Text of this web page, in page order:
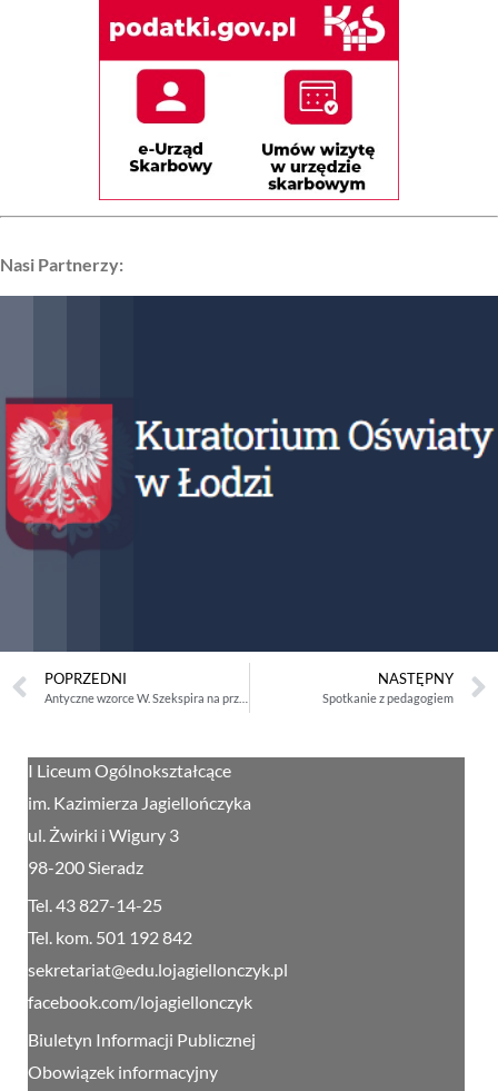
Nasi Partnerzy:
POPRZEDNI NASTĘPNY
Spotkanie z pedagogiem
I Liceum Ogólnokształcące
im. Kazimierza Jagiellończyka
ul. Żwirki i Wigury 3
98-200 Sieradz
Tel. 43 827-14-25
Tel. kom. 501 192 842
sekretariat@edu.lojagiellonczyk.pl
facebook.com/lojagiellonczyk
Biuletyn Informacji Publicznej
Obowiązek informacyjny